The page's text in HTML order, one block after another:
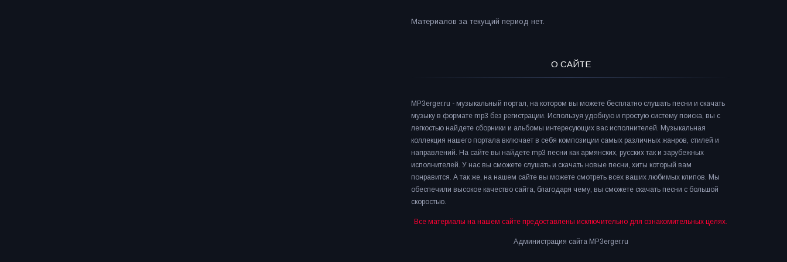
Материалов за текущий период нет.
О САЙТЕ
MP3erger.ru - музыкальный портал, на котором вы можете бесплатно слушать песни и скачать
музыку в формате mp3 без регистрации. Используя удобную и простую систему поиска, вы с
легкостью найдете сборники и альбомы интересующих вас исполнителей. Музыкальная
коллекция нашего портала включает в себя композиции самых различных жанров, стилей и
направлений. На сайте вы найдете mp3 песни как армянских, русских так и зарубежных
исполнителей. У нас вы сможете слушать и скачать новые песни, хиты который вам
понравится. А так же, на нашем сайте вы можете смотреть всех ваших любимых клипов. Мы
обеспечили высокое качество сайта, благодаря чему, вы сможете скачать песни с большой
скоростью.
Все материалы на нашем сайте предоставлены исключительно для ознакомительных целях.
Администрация сайта MP3erger.ru